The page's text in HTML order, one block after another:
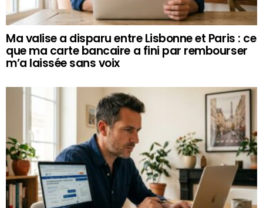
Ma valise a disparu entre Lisbonne et Paris : ce
que ma carte bancaire a fini par rembourser
m’a laissée sans voix